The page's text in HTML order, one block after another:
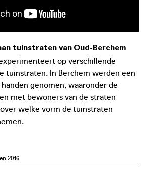
tuinstraten van Oud-Berchem
op verschillende
tuinstraten. In Berchem werden een
genomen, waaronder de
met bewoners van de straten
welke vorm de tuinstraten
2016